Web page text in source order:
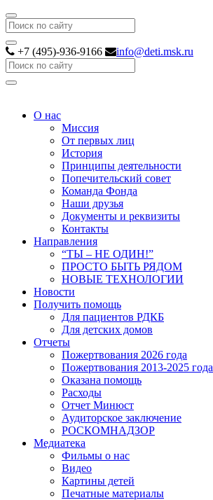
Search
+7 (495)-936-9166 info@deti.msk.ru
Search
О нас
Миссия
От первых лиц
История
Принципы деятельности
Попечительский совет
Команда Фонда
Наши друзья
Документы и реквизиты
Контакты
Направления
“ТЫ – НЕ ОДИН!”
ПРОСТО БЫТЬ РЯДОМ
НОВЫЕ ТЕХНОЛОГИИ
Новости
Получить помощь
Для пациентов РДКБ
Для детских домов
Отчеты
Пожертвования 2026 года
Пожертвования 2013-2025 года
Оказана помощь
Расходы
Отчет Минюст
Аудиторское заключение
РОСКОМНАДЗОР
Медиатека
Фильмы о нас
Видео
Картины детей
Печатные материалы